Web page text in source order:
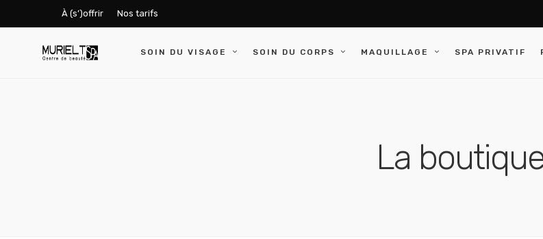
À (s’)offrir Nos tarifs
SOIN DU VISAGE SOIN DU CORPS MAQUILLAGE SPA PRIVATIF
La